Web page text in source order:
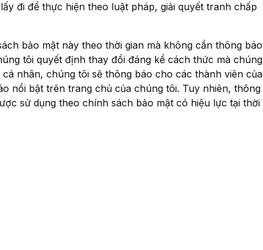
đi để thực hiện theo luật pháp, giải quyết tranh chấp
bảo mật này theo thời gian mà không cần thông báo
tôi quyết định thay đổi đáng kể cách thức mà chúng
nhân, chúng tôi sẽ thông báo cho các thành viên của
nổi bật trên trang chủ của chúng tôi. Tuy nhiên, thông
sử dụng theo chính sách bảo mật có hiệu lực tại thời